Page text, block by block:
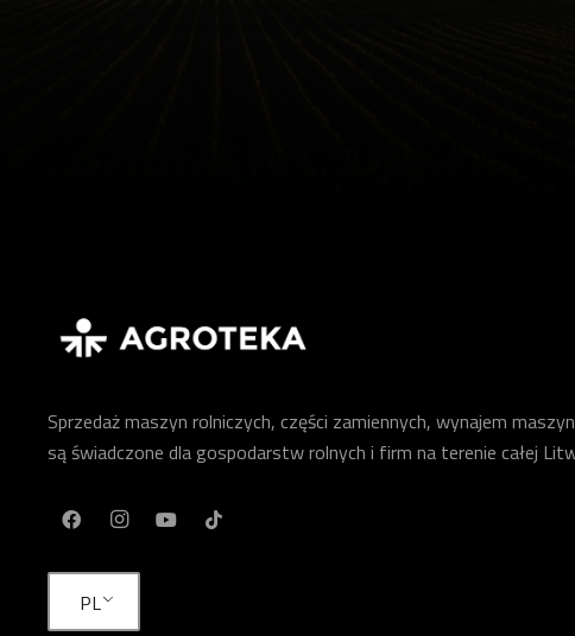
Sprzedaż maszyn rolniczych, części zamiennych, wynajem
są świadczone dla gospodarstw rolnych i firm na terenie całej
PL